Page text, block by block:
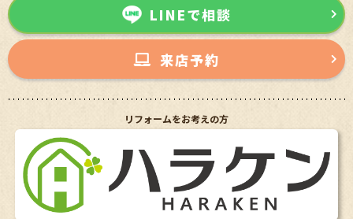
LINEで相談
来店予約
リフォームをお考えの方